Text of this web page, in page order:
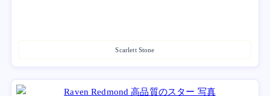
Scarlett Stone